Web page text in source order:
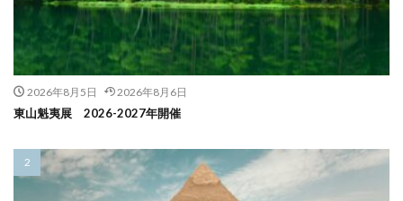
2026年8月5日 2026年8月6日
東山魁夷展 2026-2027年開催